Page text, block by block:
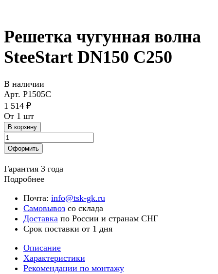
Решетка чугунная волна
SteeStart DN150 C250
В наличии
Арт. P1505C
1 514 ₽
От 1 шт
В корзину
Оформить
Гарантия 3 года
Подробнее
Почта: info@tsk-gk.ru
Самовывоз со склада
Доставка по России и странам СНГ
Срок поставки от 1 дня
Описание
Характеристики
Рекомендации по монтажу